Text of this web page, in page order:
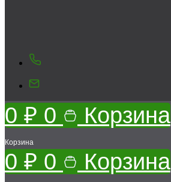
0 ₽ 0 Корзина
Корзина
0 ₽ 0 Корзина